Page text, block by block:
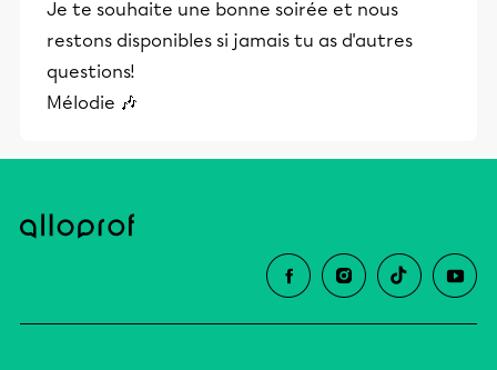
Je te souhaite une bonne soirée et nous
restons disponibles si jamais tu as d'autres
questions!
Mélodie 🎶